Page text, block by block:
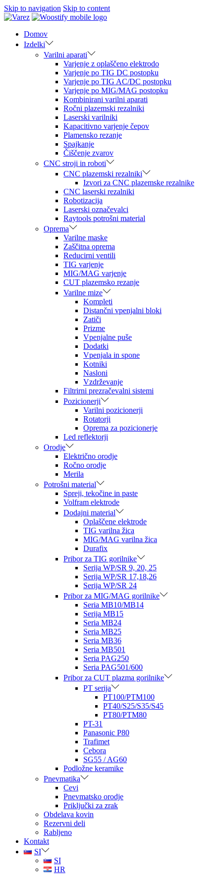
Skip to navigation Skip to content
Domov
Izdelki
Varilni aparati
Varjenje z oplaščeno elektrodo
Varjenje po TIG DC postopku
Varjenje po TIG AC/DC postopku
Varjenje po MIG/MAG postopku
Kombinirani varilni aparati
Ročni plazemski rezalniki
Laserski varilniki
Kapacitivno varjenje čepov
Plamensko rezanje
Spajkanje
Čiščenje zvarov
CNC stroji in roboti
CNC plazemski rezalniki
Izvori za CNC plazemske rezalnike
CNC laserski rezalniki
Robotizacija
Laserski označevalci
Raytools potrošni material
Oprema
Varilne maske
Zaščitna oprema
Reducirni ventili
TIG varjenje
MIG/MAG varjenje
CUT plazemsko rezanje
Varilne mize
Kompleti
Distančni vpenjalni bloki
Zatiči
Prizme
Vpenjalne puše
Dodatki
Vpenjala in spone
Kotniki
Nasloni
Vzdrževanje
Filtrirni prezračevalni sistemi
Pozicionerji
Varilni pozicionerji
Rotatorji
Oprema za pozicionerje
Led reflektorji
Orodje
Električno orodje
Ročno orodje
Merila
Potrošni material
Spreji, tekočine in paste
Volfram elektrode
Dodajni material
Oplaščene elektrode
TIG varilna žica
MIG/MAG varilna žica
Durafix
Pribor za TIG gorilnike
Serija WP/SR 9, 20, 25
Serija WP/SR 17,18,26
Serija WP/SR 24
Pribor za MIG/MAG gorilnike
Seria MB10/MB14
Serija MB15
Seria MB24
Seria MB25
Seria MB36
Seria MB501
Seria PAG250
Seria PAG501/600
Pribor za CUT plazma gorilnike
PT serija
PT100/PTM100
PT40/S25/S35/S45
PT80/PTM80
PT-31
Panasonic P80
Trafimet
Cebora
SG55 / AG60
Podložne keramike
Pnevmatika
Cevi
Pnevmatsko orodje
Priključki za zrak
Obdelava kovin
Rezervni deli
Rabljeno
Kontakt
SI
SI
HR